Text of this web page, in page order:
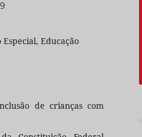
Educação
de crianças com